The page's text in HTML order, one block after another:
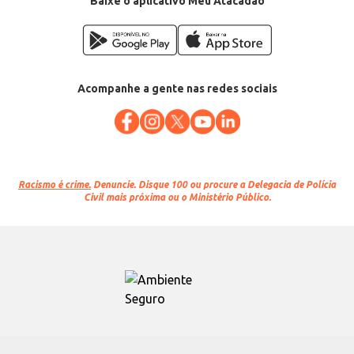
Acompanhe a gente nas redes sociais
Racismo é crime. Denuncie. Disque 100 ou procure a Delegacia de Polícia
Civil mais próxima ou o Ministério Público.